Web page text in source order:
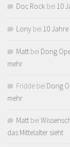
Doc Rock bei 10
Lony bei 10
Matt bei Dong
mehr
Fridde bei Dong
mehr
Matt bei
das Mittelalter sieht